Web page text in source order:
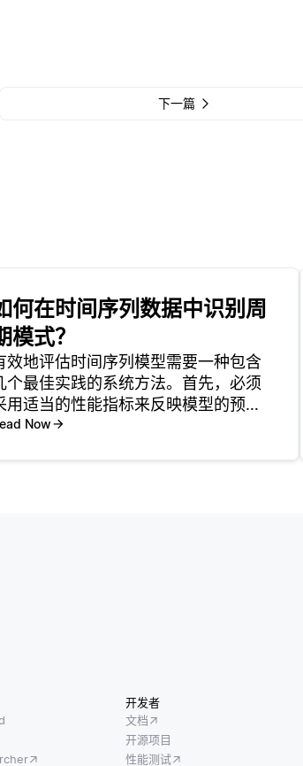
下一篇
何在时间序列数据中识别周
模式？
效地评估时间序列模型需要一种包含
个最佳实践的系统方法。首先，必须
用适当的性能指标来反映模型的预测
确性。时间序列的一些常用度量包括
Now
开发者
文档
开源项目
性能测试